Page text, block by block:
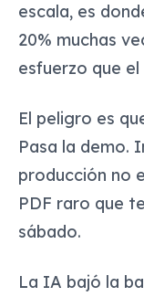
escala, es
20% muchas
esfuerzo que el
El peligro es
Pasa la demo.
producción no
PDF raro que
sábado.
La IA bajó la